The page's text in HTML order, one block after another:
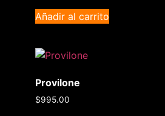
Añadir al carrito
Provilone
$995.00